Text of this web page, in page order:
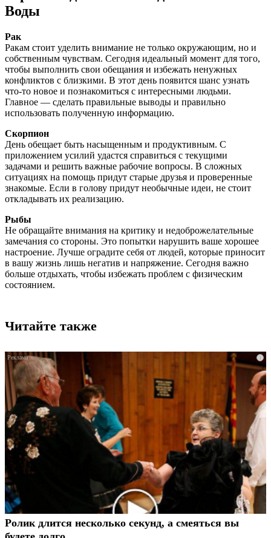
Воды
Рак
Ракам стоит уделить внимание не только окружающим, но и
собственным чувствам. Сегодня идеальный момент для того,
чтобы выполнить свои обещания и избежать ненужных
конфликтов с близкими. В этот день появится шанс узнать
что-то новое и познакомиться с интересными людьми.
Главное — сделать правильные выводы и правильно
использовать полученную информацию.
Скорпион
День обещает быть насыщенным и продуктивным. С
приложением усилий удастся справиться с текущими
задачами и решить важные рабочие вопросы. В сложных
ситуациях на помощь придут старые друзья и проверенные
знакомые. Если в голову придут необычные идеи, не стоит
откладывать их реализацию.
Рыбы
Не обращайте внимания на критику и недоброжелательные
замечания со стороны. Это попытки нарушить ваше хорошее
настроение. Лучше оградите себя от людей, которые приносит
в вашу жизнь лишь негатив и напряжение. Сегодня важно
больше отдыхать, чтобы избежать проблем с физическим
состоянием.
Читайте также
i
Ролик длится несколько секунд, а смеяться вы